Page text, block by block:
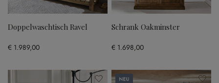
Doppelwaschtisch Ravel
€ 1.989,00
Schrank Oakminster
€ 1.698,00
Neu